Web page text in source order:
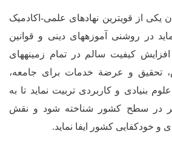
یکی از قوی­ترین نهادهای علمی-اکادمیک
در روشنی آموزه­های دینی و قوانین
کیفیت سالم در تمام زمینه­های
تحقیق و عرضة خدمات برای جامعه،
بنیادی و کاربردی تربیت نماید تا به
در سطح کشور شناخته شود و نقش
و خودکفایی کشور ایفا نماید.